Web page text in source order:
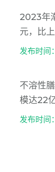
2023年
元，比
发布时间
不溶性
模达22
发布时间